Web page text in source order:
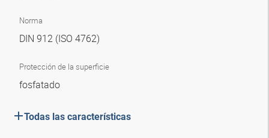
Norma
DIN 912 (ISO 4762)
Protección de la superficie
fosfatado
Todas las características